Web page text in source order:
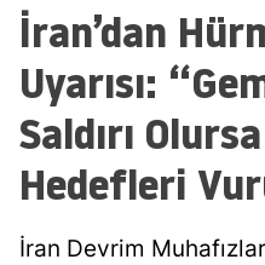
İran’dan
Uyarısı:
Saldırı
Hedefleri
İran Devrim